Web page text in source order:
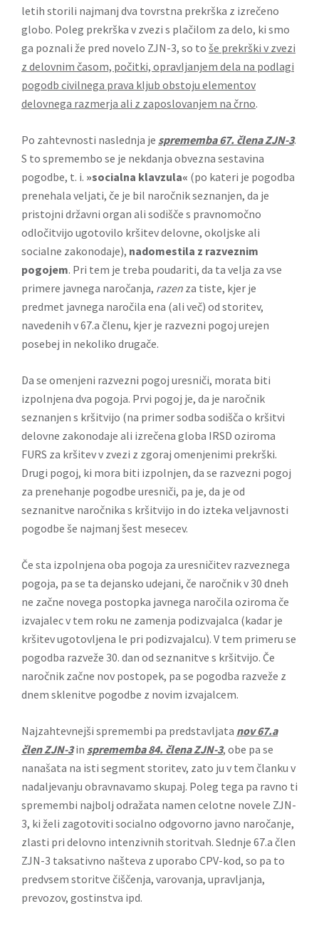
letih storili najmanj dva tovrstna prekrška z izrečeno
globo. Poleg prekrška v zvezi s plačilom za delo, ki smo
ga poznali že pred novelo ZJN-3, so to še prekrški v zvezi
z delovnim časom, počitki, opravljanjem dela na podlagi
pogodb civilnega prava kljub obstoju elementov
delovnega razmerja ali z zaposlovanjem na črno.
Po zahtevnosti naslednja je sprememba 67. člena ZJN-3.
S to spremembo se je nekdanja obvezna sestavina
pogodbe, t. i. »socialna klavzula« (po kateri je pogodba
prenehala veljati, če je bil naročnik seznanjen, da je
pristojni državni organ ali sodišče s pravnomočno
odločitvijo ugotovilo kršitev delovne, okoljske ali
socialne zakonodaje), nadomestila z razveznim
pogojem. Pri tem je treba poudariti, da ta velja za vse
primere javnega naročanja, razen za tiste, kjer je
predmet javnega naročila ena (ali več) od storitev,
navedenih v 67.a členu, kjer je razvezni pogoj urejen
posebej in nekoliko drugače.
Da se omenjeni razvezni pogoj uresniči, morata biti
izpolnjena dva pogoja. Prvi pogoj je, da je naročnik
seznanjen s kršitvijo (na primer sodba sodišča o kršitvi
delovne zakonodaje ali izrečena globa IRSD oziroma
FURS za kršitev v zvezi z zgoraj omenjenimi prekrški.
Drugi pogoj, ki mora biti izpolnjen, da se razvezni pogoj
za prenehanje pogodbe uresniči, pa je, da je od
seznanitve naročnika s kršitvijo in do izteka veljavnosti
pogodbe še najmanj šest mesecev.
Če sta izpolnjena oba pogoja za uresničitev razveznega
pogoja, pa se ta dejansko udejani, če naročnik v 30 dneh
ne začne novega postopka javnega naročila oziroma če
izvajalec v tem roku ne zamenja podizvajalca (kadar je
kršitev ugotovljena le pri podizvajalcu). V tem primeru se
pogodba razveže 30. dan od seznanitve s kršitvijo. Če
naročnik začne nov postopek, pa se pogodba razveže z
dnem sklenitve pogodbe z novim izvajalcem.
Najzahtevnejši spremembi pa predstavljata nov 67.a
člen ZJN-3in sprememba 84. člena ZJN-3, obe pa se
nanašata na isti segment storitev, zato ju v tem članku v
nadaljevanju obravnavamo skupaj. Poleg tega pa ravno ti
spremembi najbolj odražata namen celotne novele ZJN-
3, ki želi zagotoviti socialno odgovorno javno naročanje,
zlasti pri delovno intenzivnih storitvah. Slednje 67.a člen
ZJN-3 taksativno našteva z uporabo CPV-kod, so pa to
predvsem storitve čiščenja, varovanja, upravljanja,
prevozov, gostinstva ipd.